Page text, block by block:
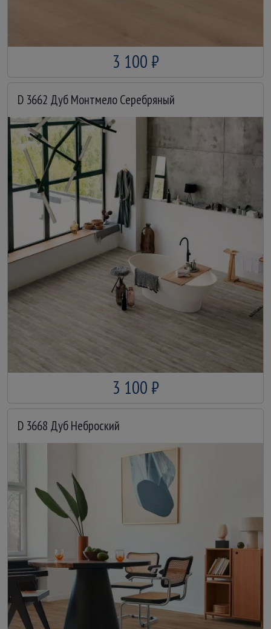
3 100 ₽
D 3662 Дуб Монтмело Серебряный
3 100 ₽
D 3668 Дуб Неброский